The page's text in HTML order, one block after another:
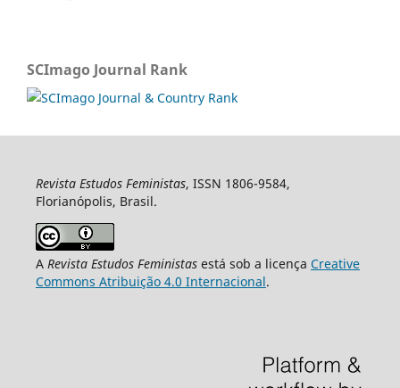
SCImago Journal Rank
Revista Estudos Feministas, ISSN 1806-9584,
Florianópolis, Brasil.
A Revista Estudos Feministasestá sob a licença Creative
Commons Atribuição 4.0 Internacional.